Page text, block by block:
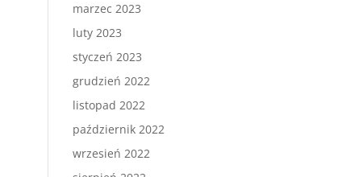
marzec 2023
luty 2023
styczeń 2023
grudzień 2022
listopad 2022
październik 2022
wrzesień 2022